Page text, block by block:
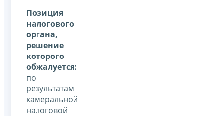
Позиция
налогового
органа,
решение
которого
обжалуется:
по
результатам
камеральной
налоговой